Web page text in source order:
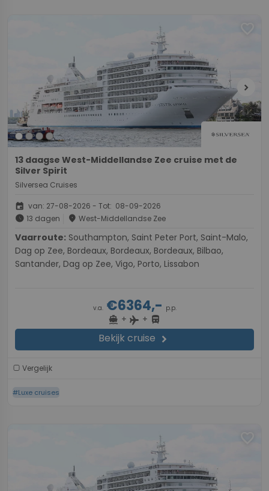
chevron_right
13 daagse West-Middellandse Zee cruise met de
Silver Spirit
Silversea Cruises
event van: 27-08-2026 - Tot: 08-09-2026
schedule 13 dagen place West-Middellandse Zee
Vaarroute:
Dag op Zee, Bordeaux, Bordeaux, Bordeaux, Bilbao,
Santander, Dag op Zee, Vigo, Porto, Lissabon
v.a.€6364,- p.p.
directions_boat + flight + directions_bus
Bekijk cruise chevron_right
Vergelijk
#Luxe cruises